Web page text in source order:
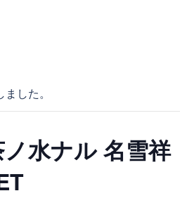
した。
水ナル 名雪祥